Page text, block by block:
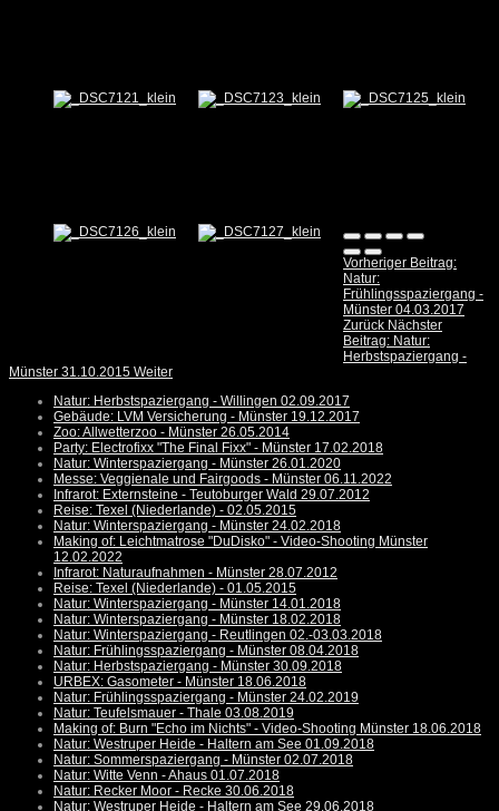
Vorheriger Beitrag:
Natur:
Frühlingsspaziergang -
Münster 04.03.2017
Zurück Nächster
Beitrag: Natur:
Herbstspaziergang -
Münster 31.10.2015 Weiter
Natur: Herbstspaziergang - Willingen 02.09.2017
Gebäude: LVM Versicherung - Münster 19.12.2017
Zoo: Allwetterzoo - Münster 26.05.2014
Party: Electrofixx "The Final Fixx" - Münster 17.02.2018
Natur: Winterspaziergang - Münster 26.01.2020
Messe: Veggienale und Fairgoods - Münster 06.11.2022
Infrarot: Externsteine - Teutoburger Wald 29.07.2012
Reise: Texel (Niederlande) - 02.05.2015
Natur: Winterspaziergang - Münster 24.02.2018
Making of: Leichtmatrose "DuDisko" - Video-Shooting Münster
12.02.2022
Infrarot: Naturaufnahmen - Münster 28.07.2012
Reise: Texel (Niederlande) - 01.05.2015
Natur: Winterspaziergang - Münster 14.01.2018
Natur: Winterspaziergang - Münster 18.02.2018
Natur: Winterspaziergang - Reutlingen 02.-03.03.2018
Natur: Frühlingsspaziergang - Münster 08.04.2018
Natur: Herbstspaziergang - Münster 30.09.2018
URBEX: Gasometer - Münster 18.06.2018
Natur: Frühlingsspaziergang - Münster 24.02.2019
Natur: Teufelsmauer - Thale 03.08.2019
Making of: Burn "Echo im Nichts" - Video-Shooting Münster 18.06.2018
Natur: Westruper Heide - Haltern am See 01.09.2018
Natur: Sommerspaziergang - Münster 02.07.2018
Natur: Witte Venn - Ahaus 01.07.2018
Natur: Recker Moor - Recke 30.06.2018
Natur: Westruper Heide - Haltern am See 29.06.2018